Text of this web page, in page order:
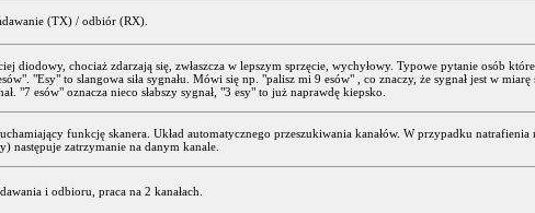
(TX) / odbiór (RX).
diodowy, chociaż zdarzają się, zwłaszcza w lepszym sprzęcie, wychyłowy. Typowe pytanie osób które
"Esy" to slangowa siła sygnału. Mówi się np. "palisz mi 9 esów" , co znaczy, że sygnał jest w
"7 esów" oznacza nieco słabszy sygnał, "3 esy" to już naprawdę kiepsko.
funkcję skanera. Układ automatycznego przeszukiwania kanałów. W przypadku
następuje zatrzymanie na danym kanale.
i odbioru, praca na 2 kanałach.